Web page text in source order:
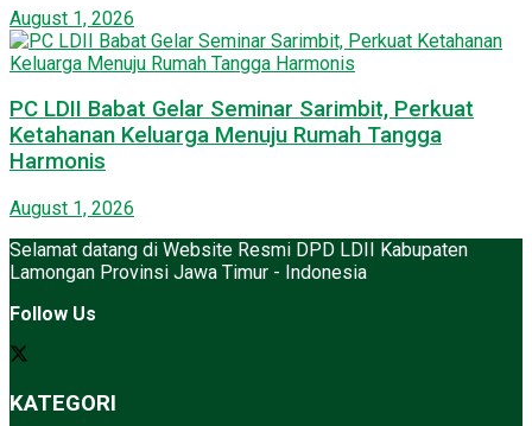
August 1, 2026
PC LDII Babat Gelar Seminar Sarimbit, Perkuat
Ketahanan Keluarga Menuju Rumah Tangga
Harmonis
August 1, 2026
Selamat datang di Website Resmi DPD LDII Kabupaten
Lamongan Provinsi Jawa Timur - Indonesia
Follow Us
KATEGORI